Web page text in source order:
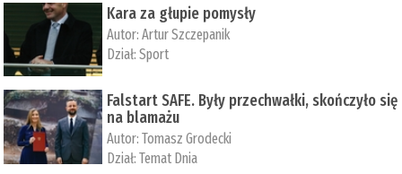
Kara za głupie pomysły
Autor:Artur Szczepanik
Dział:Sport
Falstart SAFE. Były przechwałki, skończyło się
na blamażu
Autor:Tomasz Grodecki
Dział:Temat Dnia